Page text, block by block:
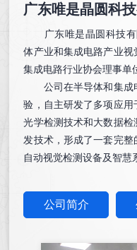
广东唯是晶圆科
广东唯是晶圆科技有
体产业和集成电路产业
集成电路行业协会理事单
公司在半导体和集成
验，自主研发了多项应
光学检测技术和大数据
发技术，形成了一套完
自动视觉检测设备及智慧
公司简介